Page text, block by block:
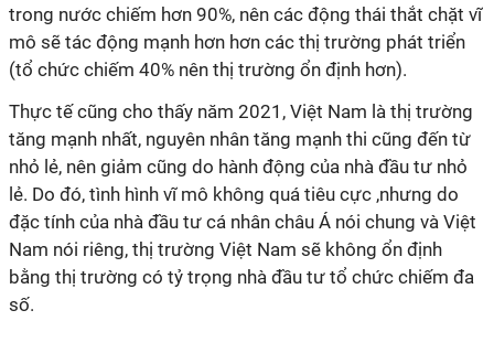
trong nước chiếm hơn 90%, nên các động thái thắt chặt vĩ
mô sẽ tác động mạnh hơn hơn các thị trường phát triển
(tổ chức chiếm 40% nên thị trường ổn định hơn).
Thực tế cũng cho thấy năm 2021, Việt Nam là thị trường
tăng mạnh nhất, nguyên nhân tăng mạnh thi cũng đến từ
nhỏ lẻ, nên giảm cũng do hành động của nhà đầu tư nhỏ
lẻ. Do đó, tình hình vĩ mô không quá tiêu cực ,nhưng do
đặc tính của nhà đầu tư cá nhân châu Á nói chung và Việt
Nam nói riêng, thị trường Việt Nam sẽ không ổn định
bằng thị trường có tỷ trọng nhà đầu tư tổ chức chiếm đa
số.